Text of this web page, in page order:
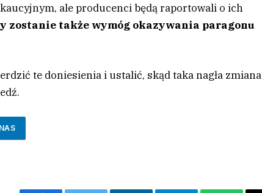
ale producenci będą raportowali o ich
zostanie także wymóg okazywania paragonu
te doniesienia i ustalić, skąd taka nagła zmiana